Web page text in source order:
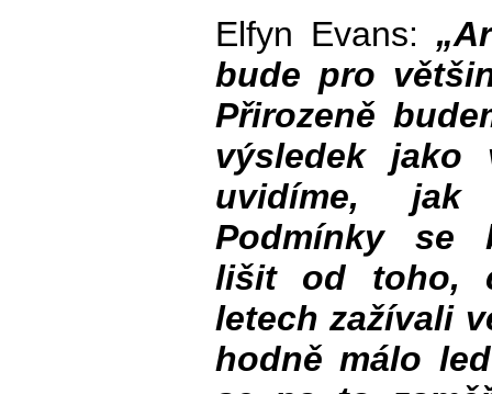
Elfyn Evans:
bude pro
Přirozeně
výsledek jako
uvidíme,
Podmínky se
lišit od toho,
letech zažívali
hodně málo